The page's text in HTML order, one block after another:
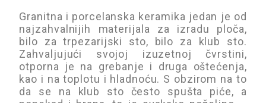
Granitna i porcelanska keramika jedan je od
najzahvalnijih materijala za izradu ploča,
bilo za trpezarijski sto, bilo za klub sto.
Zahvaljujući svojoj izuzetnoj čvrstini,
otporna je na grebanje i druga oštećenja,
kao i na toplotu i hladnoću. S obzirom na to
da se na klub sto često spušta piće, a